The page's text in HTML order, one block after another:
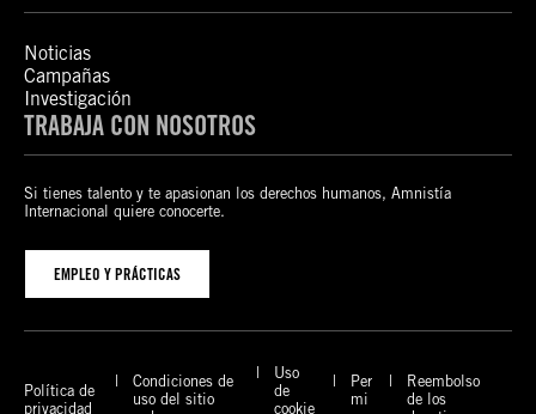
Noticias
Campañas
Investigación
TRABAJA CON NOSOTROS
Si tienes talento y te apasionan los derechos humanos, Amnistía
Internacional quiere conocerte.
EMPLEO Y PRÁCTICAS
Política de
privacidad
Condiciones de
uso del sitio
Uso
de
cookie
Per
mi
Reembolso
de los